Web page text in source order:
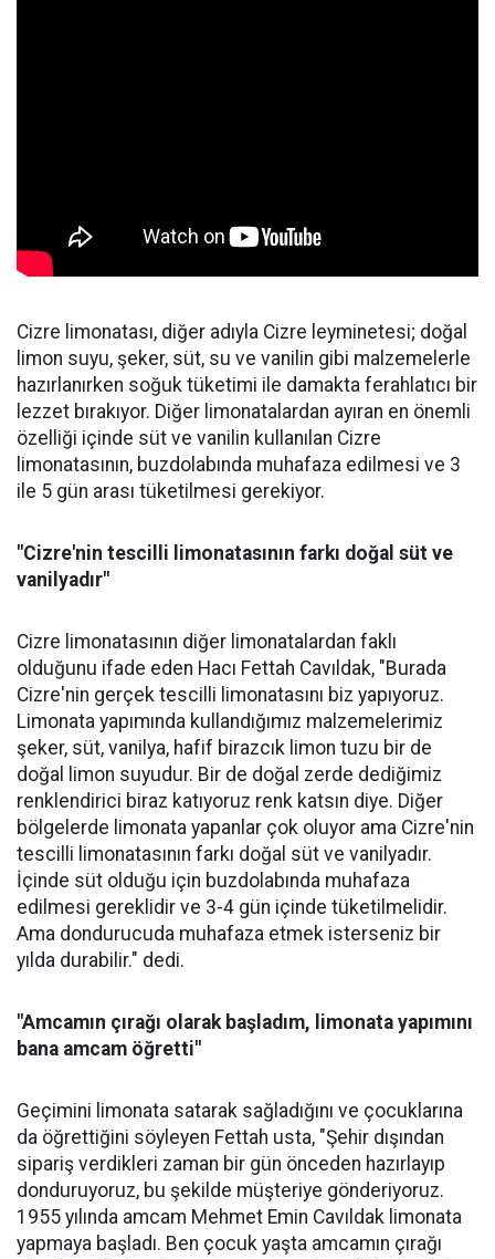
Cizre limonatası, diğer adıyla Cizre leyminetesi; doğal
limon suyu, şeker, süt, su ve vanilin gibi malzemelerle
hazırlanırken soğuk tüketimi ile damakta ferahlatıcı bir
lezzet bırakıyor. Diğer limonatalardan ayıran en önemli
özelliği içinde süt ve vanilin kullanılan Cizre
limonatasının, buzdolabında muhafaza edilmesi ve 3
ile 5 gün arası tüketilmesi gerekiyor.
"Cizre'nin tescilli limonatasının farkı doğal süt ve
vanilyadır"
Cizre limonatasının diğer limonatalardan faklı
olduğunu ifade eden Hacı Fettah Cavıldak, "Burada
Cizre'nin gerçek tescilli limonatasını biz yapıyoruz.
Limonata yapımında kullandığımız malzemelerimiz
şeker, süt, vanilya, hafif birazcık limon tuzu bir de
doğal limon suyudur. Bir de doğal zerde dediğimiz
renklendirici biraz katıyoruz renk katsın diye. Diğer
bölgelerde limonata yapanlar çok oluyor ama Cizre'nin
tescilli limonatasının farkı doğal süt ve vanilyadır.
İçinde süt olduğu için buzdolabında muhafaza
edilmesi gereklidir ve 3-4 gün içinde tüketilmelidir.
Ama dondurucuda muhafaza etmek isterseniz bir
yılda durabilir." dedi.
"Amcamın çırağı olarak başladım, limonata yapımını
bana amcam öğretti"
Geçimini limonata satarak sağladığını ve çocuklarına
da öğrettiğini söyleyen Fettah usta, "Şehir dışından
sipariş verdikleri zaman bir gün önceden hazırlayıp
donduruyoruz, bu şekilde müşteriye gönderiyoruz.
1955 yılında amcam Mehmet Emin Cavıldak limonata
yapmaya başladı. Ben çocuk yaşta amcamın çırağı